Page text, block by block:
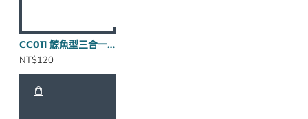
CC011 鯨魚型三合一壓棒（不繡鋼）
NT$120